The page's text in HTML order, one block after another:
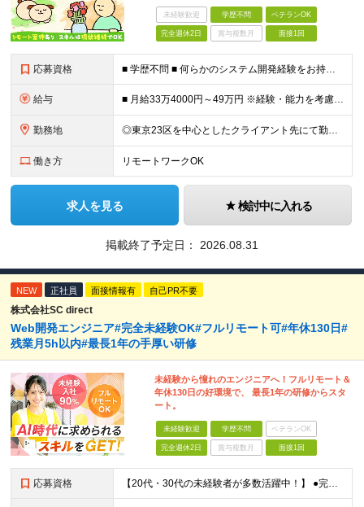
未経験歓迎 学歴不問 ベテランOK
完全週休2日 賞与複数月 面接1回
応募資格 ■ 学歴不問 ■ 何らかのシステム開発経験をお持ちの方（言語不問） ※Java、Python、PHPなどのメジャーな言語が使える方は大歓迎です！ ＼こんな方にピッタリの環境です／ ◎「成長しなきゃ」
給与 ■ 月給33万4000円～49万円 ※経験・能力を考慮して優遇します。 ※上記には固定残業代（月30時間分・6万3500円～9万3100円）を含みます。超過分は全額支給。 ※待機期間中全額給与を保証
勤務地 ◎東京23区を中心としたクライアント先にて勤務いただきます（転居を伴う転勤なし） ◎在宅勤務も活用できます ■ 本社 東京都江戸川区南葛西3-5-3-402 (変更の範囲)上記を除く当社関連勤務地
働き方 リモートワークOK
求人を見る 検討中に入れる
掲載終了予定日： 2026.08.31
NEW 正社員 面接情報有 自己PR不要
株式会社SC direct
Web開発エンジニア#完全未経験OK#フルリモート可#年休130日#
残業月5h以内#最長1年の手厚い研修
未経験から憧れのエンジニアへ！フルリモート＆
年休130日の好環境で、 最長1年の研修からスタ
ート。
未経験歓迎 学歴不問 ベテランOK
完全週休2日 賞与複数月 面接1回
応募資格 【20代・30代の未経験者が多数活躍中！】 ●完全未経験、第二新卒、既卒、フリーターの方大歓迎！ ●学歴・職歴・転職回数・ブランク一切不問 ※34歳までの方（若年層の長期キャリア形成を図るため） ★